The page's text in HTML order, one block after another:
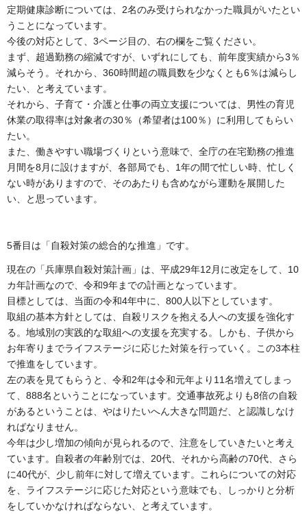
定期健康診断については、2名のみ受けられなかった職員がいたとい
うことになっています。
今後の対応として、3ページ目の、右の欄をご覧ください。
まず、超過勤務の縮減ですが、いずれにしても、前年度実績から3％
減らそう。それから、360時間超の職員数を少なくとも6％は減らし
たい、と考えています。
それから、子育て・介護と仕事の両立支援については、男性の育児
休業の取得率は対象者の30％（希望者は100％）に利用してもらい
たい。
また、働きやすい職場づくりという意味で、全庁の在宅勤務の推進
月間を8月に設けますが、各部局でも、1年の間で忙しい時、忙しく
ない時がありますので、そのあたりも含めながら運動を展開した
い、と思っています。
5番目は「自殺対策の総合的な推進」です。
現在の「兵庫県自殺対策計画」は、平成29年12月に改定をして、10
カ年計画なので、令和9年までの計画となっています。
目標としては、当面の令和4年中に、800人以下としています。
取組の基本方針としては、自殺リスクを抱える人への支援を強化す
る。地域別の実践的な取組への支援を充実する。しかも、子供から
お年寄りまでライフステージに応じた対策を行っていく。この3本柱
で推進をしています。
左の表を見てもらうと、令和2年は令和元年より11名増えてしまっ
て、888名ということになっています。交通事故死よりも8倍の自殺
があるということは、やはりたいへん大きな問題だ、と認識しなけ
ればなりません。
今年は少し増加の傾向が見られるので、注意をしていきたいと考え
ています。自殺者の年齢別では、20代、それから高齢の70代、さら
に40代が、少し前年に対して増えています。これらについての対応
を、ライフステージに応じた対応という意味でも、しっかりと分析
をしていかなければならない、と考えています。